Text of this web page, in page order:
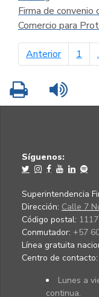
Firma de convenio
Comercio para
Anteriorpágina
1
Imprimir
Síguenos:
Superintendencia
Dirección: Calle 7
Código postal:
Conmutador: +57
Línea gratuita
Centro de contacto:
Lunes a
continua.